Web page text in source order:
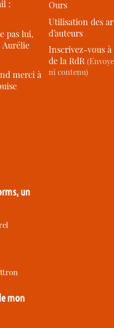
:
pas lui,
Aurélie
merci à
un
mon
Ours
Utilisation des
d’auteurs
Inscrivez-vous
de la RdR
ni contenu)